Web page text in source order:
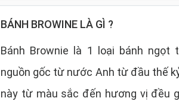
BÁNH BROWINE LÀ GÌ ?
Bánh Brownie là 1 loại bánh
nguồn gốc từ nước Anh từ đầu thế
này từ màu sắc đến hương vị đều